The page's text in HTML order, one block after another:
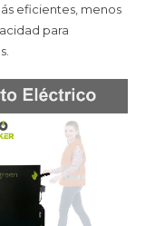
eficientes, menos
para